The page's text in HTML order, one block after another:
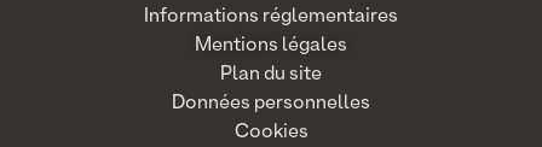
Informations réglementaires
Mentions légales
Plan du site
Données personnelles
Cookies